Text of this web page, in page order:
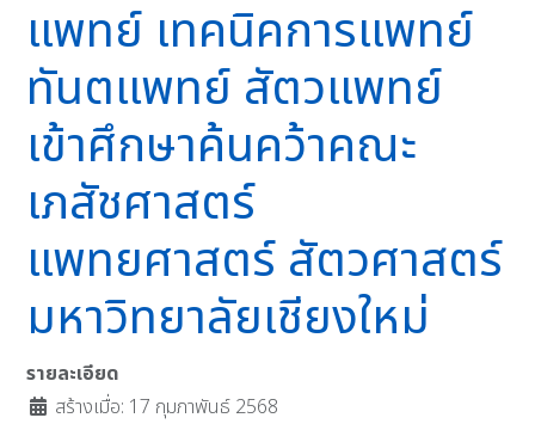
แพทย์ เทคนิคการแพทย์
ทันตแพทย์ สัตวแพทย์
เข้าศึกษาค้นคว้าคณะ
เภสัชศาสตร์
แพทยศาสตร์ สัตวศาสตร์
มหาวิทยาลัยเชียงใหม่
รายละเอียด
สร้างเมื่อ: 17 กุมภาพันธ์ 2568